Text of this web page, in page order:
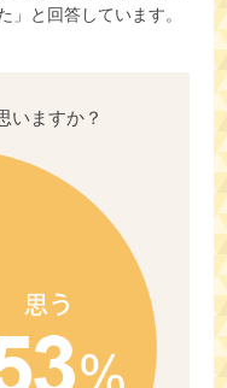
」と回答しています。
いますか？